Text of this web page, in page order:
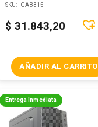
SKU: GAB315
$ 31.843,20
AÑADIR AL CARRITO
Entrega Inmediata